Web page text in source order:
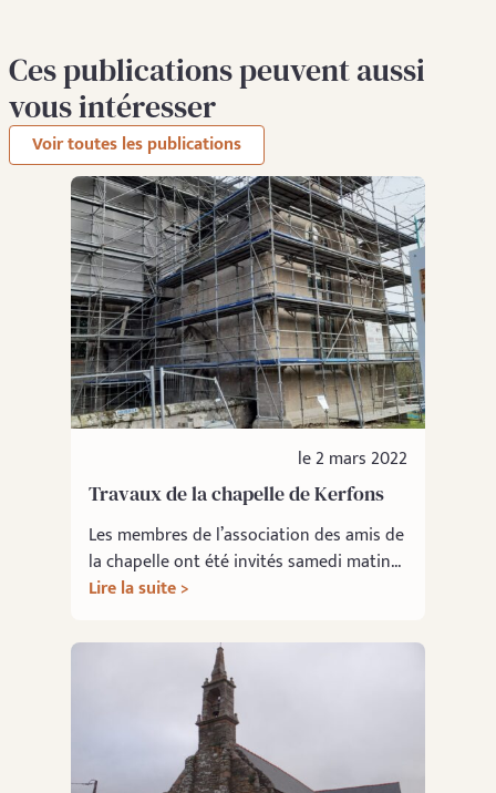
Ces publications peuvent aussi
vous intéresser
Voir toutes les publications
le 2 mars 2022
Travaux de la chapelle de Kerfons
Les membres de l’association des amis de
la chapelle ont été invités samedi matin...
Lire la suite >